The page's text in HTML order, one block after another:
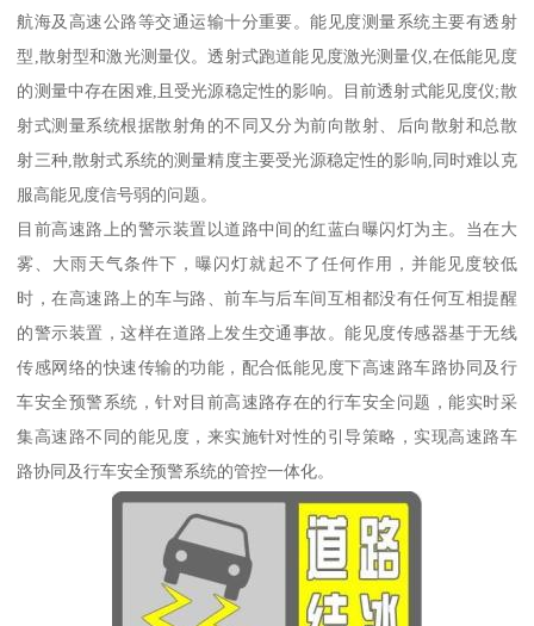
航海及高速公路等交通运输十分重要。能见度测量系统主要有透射
型,散射型和激光测量仪。透射式跑道能见度激光测量仪,在低能见度
的测量中存在困难,且受光源稳定性的影响。目前透射式能见度仪;散
射式测量系统根据散射角的不同又分为前向散射、后向散射和总散
射三种,散射式系统的测量精度主要受光源稳定性的影响,同时难以克
服高能见度信号弱的问题。
目前高速路上的警示装置以道路中间的红蓝白曝闪灯为主。当在大
雾、大雨天气条件下，曝闪灯就起不了任何作用，并能见度较低
时，在高速路上的车与路、前车与后车间互相都没有任何互相提醒
的警示装置，这样在道路上发生交通事故。能见度传感器基于无线
传感网络的快速传输的功能，配合低能见度下高速路车路协同及行
车安全预警系统，针对目前高速路存在的行车安全问题，能实时采
集高速路不同的能见度，来实施针对性的引导策略，实现高速路车
路协同及行车安全预警系统的管控一体化。